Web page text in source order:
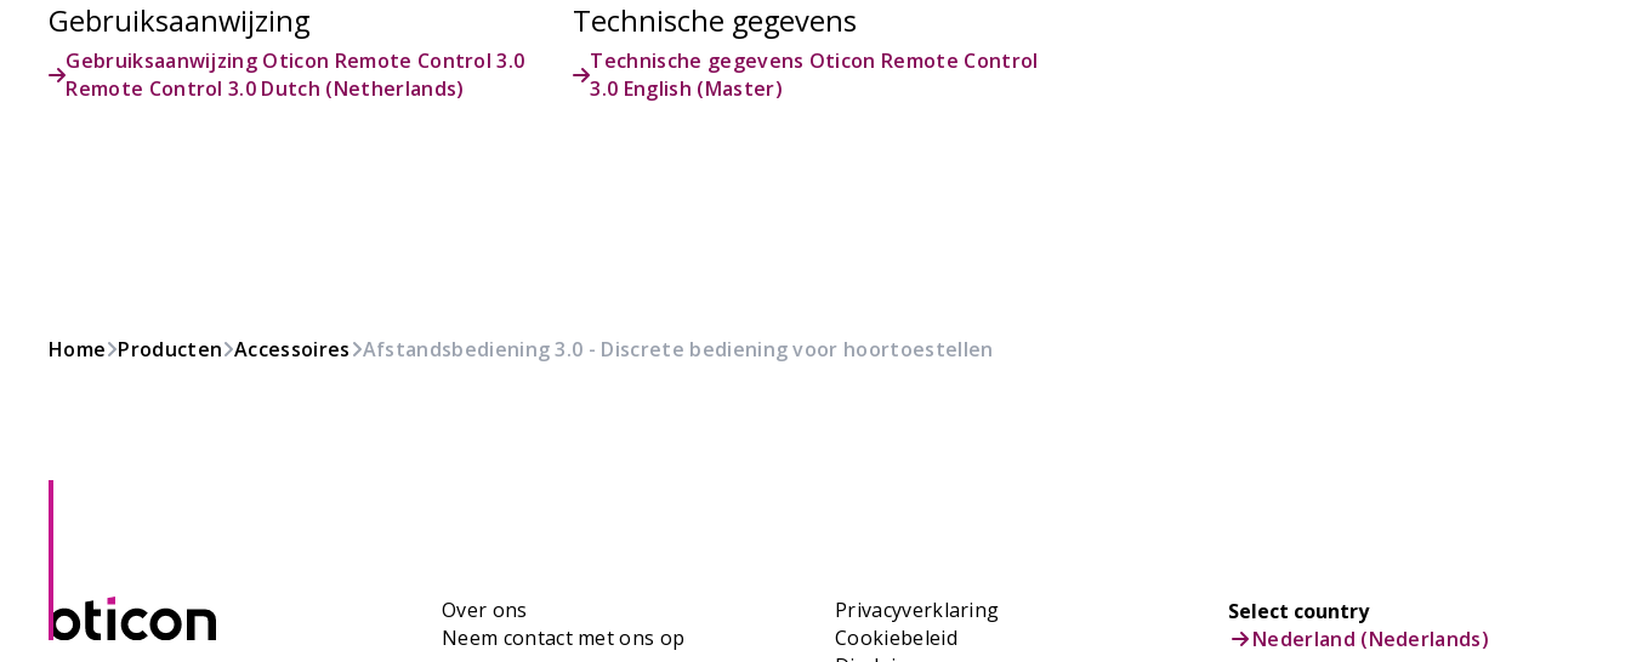
Gebruiksaanwijzing
Gebruiksaanwijzing Oticon Remote Control 3.0
Remote Control 3.0 Dutch (Netherlands)
Technische gegevens
Technische gegevens Oticon Remote Control
3.0 English (Master)
Home Producten Accessoires Afstandsbediening 3.0 - Discrete bediening voor hoortoestellen
Over ons
Neem contact met ons op
Privacyverklaring
Cookiebeleid
Select country
Nederland (Nederlands)